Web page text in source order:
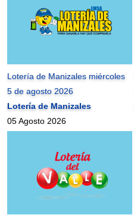
Lotería de Manizales miércoles
5 de agosto 2026
Lotería de Manizales
05 Agosto 2026